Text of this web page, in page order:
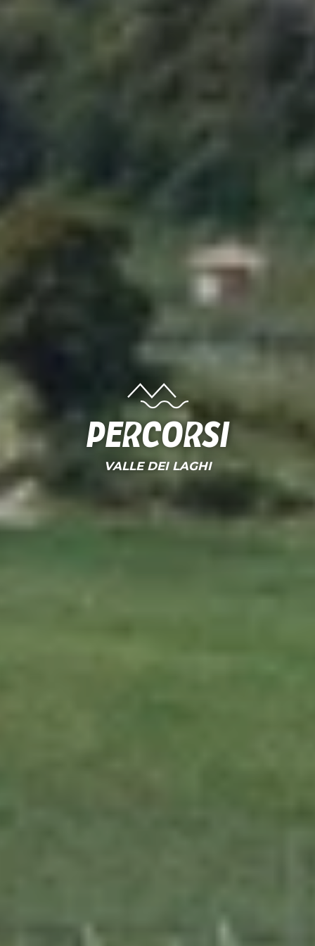
Percorsi
VALLE DEI LAGHI